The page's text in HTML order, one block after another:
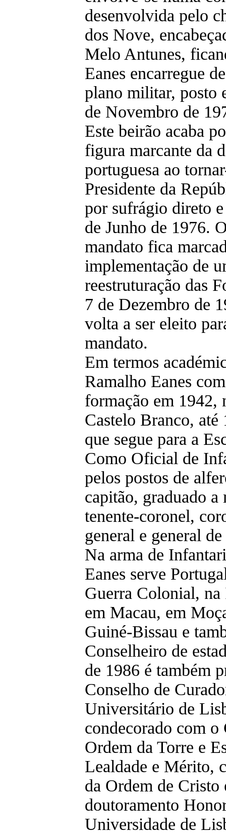
desenvolvida pelo
dos Nove,
Melo Antunes,
Eanes encarregue
plano militar, posto
de Novembro de
Este beirão acaba
figura marcante da
portuguesa ao
Presidente da
por sufrágio direto
de Junho de 1976.
mandato fica
implementação de
reestruturação das
7 de Dezembro de
volta a ser eleito
mandato.
Em termos
Ramalho Eanes
formação em 1942,
Castelo Branco, até
que segue para a
Como Oficial de
pelos postos de
capitão, graduado
tenente-coronel,
general e general
Na arma de
Eanes serve
Guerra Colonial, na
em Macau, em
Guiné-Bissau e
Conselheiro de
de 1986 é também
Conselho de
Universitário de
condecorado com o
Ordem da Torre e
Lealdade e Mérito,
da Ordem de Cristo
doutoramento
Universidade de